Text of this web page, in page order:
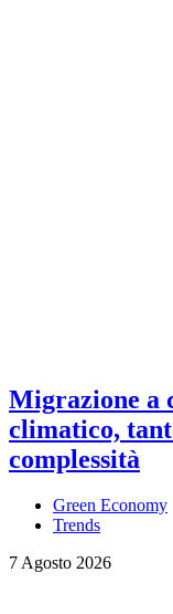
Migrazione a
climatico,
complessità
Green Economy
Trends
7 Agosto 2026